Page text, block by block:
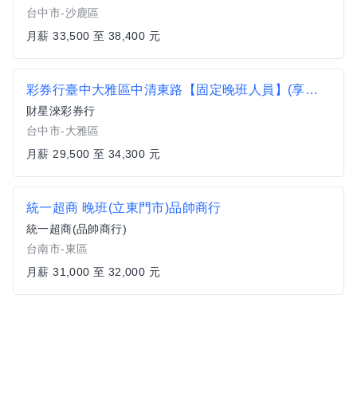
台中市-沙鹿區
月薪 33,500 至 38,400 元
彩券行臺中大雅區中清東路【固定晚班人員】(享特休/挑戰高薪/三節獎金/業績獎金/無經驗可)
財星淶彩券行
台中市-大雅區
月薪 29,500 至 34,300 元
統一超商 晚班(立東門市)品帥商行
統一超商(品帥商行)
台南市-東區
月薪 31,000 至 32,000 元